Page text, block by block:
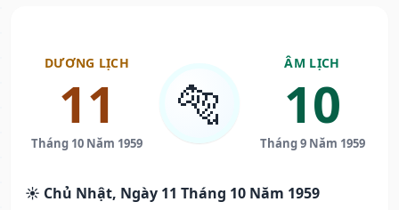
DƯƠNG LỊCH
11
Tháng 10 Năm 1959
🐅
ÂM LỊCH
10
Tháng 9 Năm 1959
☀️ Chủ Nhật, Ngày 11 Tháng 10 Năm 1959